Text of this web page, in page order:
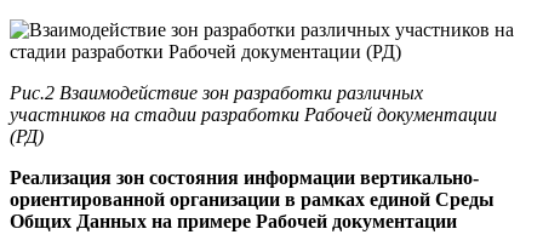
Рис.2 Взаимодействие зон разработки различных
участников на стадии разработки Рабочей документации
(РД)
Реализация зон состояния информации вертикально-
ориентированной организации в рамках единой Среды
Общих Данных на примере Рабочей документации